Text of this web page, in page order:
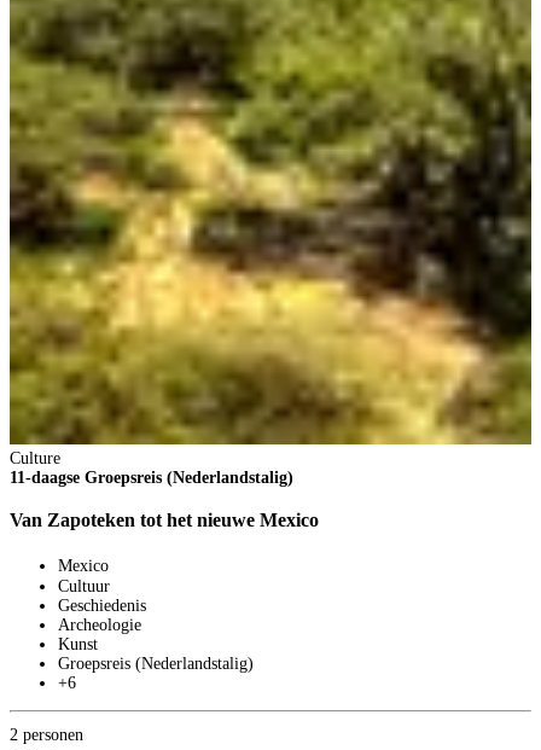
Culture
11-daagse Groepsreis (Nederlandstalig)
Van Zapoteken tot het nieuwe Mexico
Mexico
Cultuur
Geschiedenis
Archeologie
Kunst
Groepsreis (Nederlandstalig)
+6
2 personen